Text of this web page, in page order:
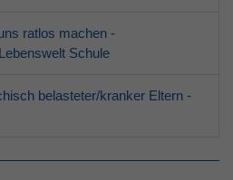
ratlos machen -
Schule
belasteter/kranker Eltern -